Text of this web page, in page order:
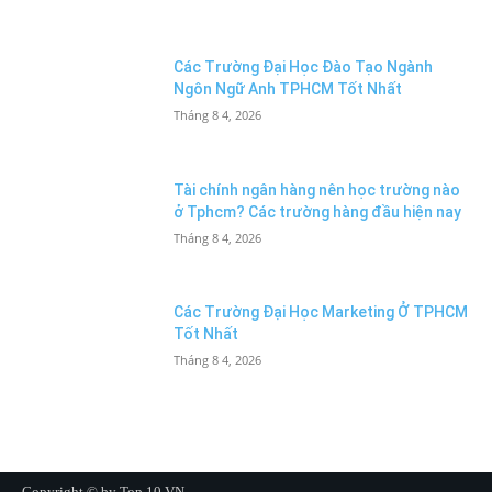
Các Trường Đại Học Đào Tạo Ngành
Ngôn Ngữ Anh TPHCM Tốt Nhất
Tháng 8 4, 2026
Tài chính ngân hàng nên học trường nào
ở Tphcm? Các trường hàng đầu hiện nay
Tháng 8 4, 2026
Các Trường Đại Học Marketing Ở TPHCM
Tốt Nhất
Tháng 8 4, 2026